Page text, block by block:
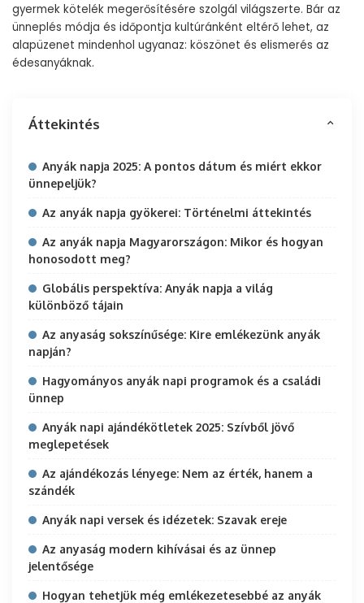
gyermek kötelék megerősítésére szolgál világszerte. Bár az
ünneplés módja és időpontja kultúránként eltérő lehet, az
alapüzenet mindenhol ugyanaz: köszönet és elismerés az
édesanyáknak.
Áttekintés
Anyák napja 2025: A pontos dátum és miért ekkor
ünnepeljük?
Az anyák napja gyökerei: Történelmi áttekintés
Az anyák napja Magyarországon: Mikor és hogyan
honosodott meg?
Globális perspektíva: Anyák napja a világ
különböző tájain
Az anyaság sokszínűsége: Kire emlékezünk anyák
napján?
Hagyományos anyák napi programok és a családi
ünnep
Anyák napi ajándékötletek 2025: Szívből jövő
meglepetések
Az ajándékozás lényege: Nem az érték, hanem a
szándék
Anyák napi versek és idézetek: Szavak ereje
Az anyaság modern kihívásai és az ünnep
jelentősége
Hogyan tehetjük még emlékezetesebbé az anyák